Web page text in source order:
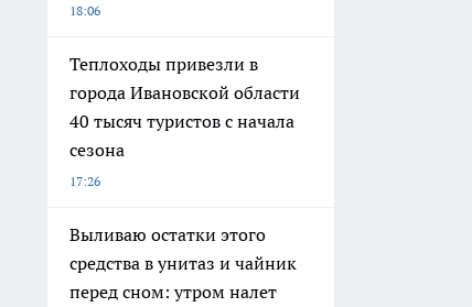
18:06
Теплоходы привезли в
города Ивановской области
40 тысяч туристов с начала
сезона
17:26
Выливаю остатки этого
средства в унитаз и чайник
перед сном: утром налет